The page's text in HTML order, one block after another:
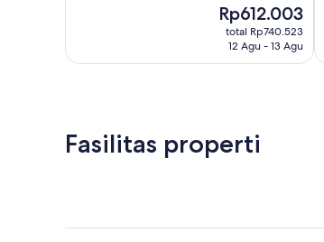
ulasan
Harga
sekarang
Rp612.003
Rp612.003
total Rp740.523
12 Agu - 13 Agu
Fasilitas properti